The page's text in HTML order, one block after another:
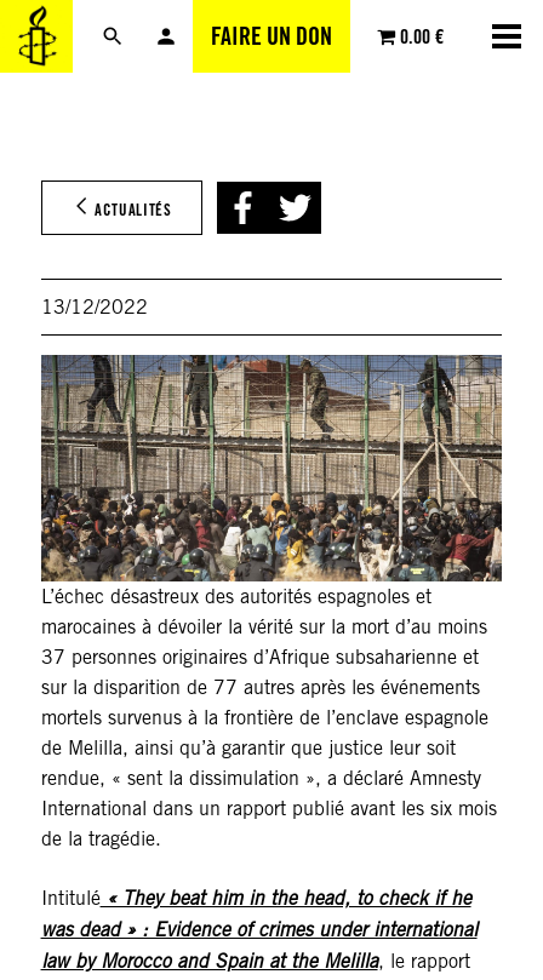
FAIRE UN DON 0.00 €
Aller
au
contenu
ACTUALITÉS
13/12/2022
L’échec désastreux des autorités espagnoles et
marocaines à dévoiler la vérité sur la mort d’au moins
37 personnes originaires d’Afrique subsaharienne et
sur la disparition de 77 autres après les événements
mortels survenus à la frontière de l’enclave espagnole
de Melilla, ainsi qu’à garantir que justice leur soit
rendue, « sent la dissimulation », a déclaré Amnesty
International dans un rapport publié avant les six mois
de la tragédie.
Intitulé« They beat him in the head, to check if he
was dead » : Evidence of crimes under international
law by Morocco and Spain at the Melilla, le rapport